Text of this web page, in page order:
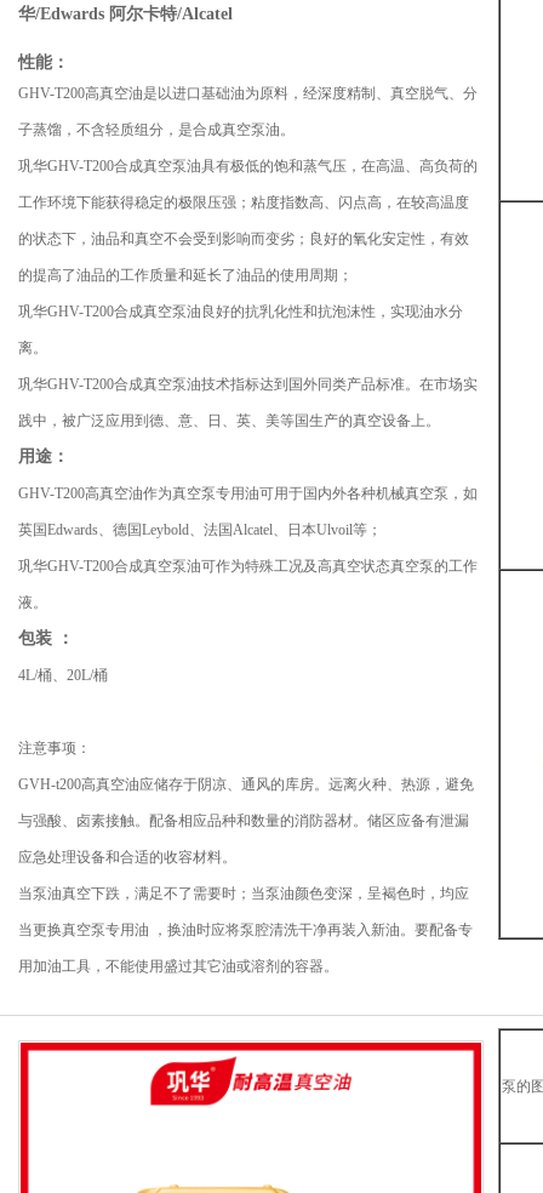
华/Edwards 阿尔卡特/Alcatel
性能：
GHV-T200高真空油是以进口基础油为原料，经深度精制、真空脱气、分
子蒸馏，不含轻质组分，是合成真空泵油。
巩华GHV-T200合成真空泵油具有极低的饱和蒸气压，在高温、高负荷的
工作环境下能获得稳定的极限压强；粘度指数高、闪点高，在较高温度
的状态下，油品和真空不会受到影响而变劣；良好的氧化安定性，有效
的提高了油品的工作质量和延长了油品的使用周期；
巩华GHV-T200合成真空泵油良好的抗乳化性和抗泡沫性，实现油水分
离。
巩华GHV-T200合成真空泵油技术指标达到国外同类产品标准。在市场实
践中，被广泛应用到德、意、日、英、美等国生产的真空设备上。
用途：
GHV-T200高真空油作为真空泵专用油可用于国内外各种机械真空泵，如
英国Edwards、德国Leybold、法国Alcatel、日本Ulvoil等；
巩华GHV-T200合成真空泵油可作为特殊工况及高真空状态真空泵的工作
液。
包装 ：
4L/桶、20L/桶
注意事项：
GVH-t200高真空油应储存于阴凉、通风的库房。远离火种、热源，避免
与强酸、卤素接触。配备相应品种和数量的消防器材。储区应备有泄漏
应急处理设备和合适的收容材料。
当泵油真空下跌，满足不了需要时；当泵油颜色变深，呈褐色时，均应
当更换真空泵专用油 ，换油时应将泵腔清洗干净再装入新油。要配备专
用加油工具，不能使用盛过其它油或溶剂的容器。
泵的